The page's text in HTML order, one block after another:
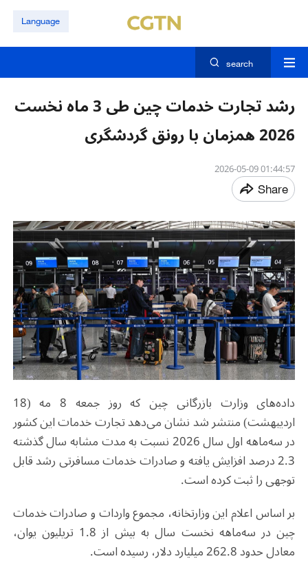
Language
search
رشد تجارت خدمات چین طی 3 ‌ماه نخست
2026 همزمان با رونق گردشگری
01:44:57 2026-05-09
Share
داده‌های وزارت بازرگانی چین که روز جمعه 8 مه (18
اردیبهشت) منتشر شد نشان می‌دهد تجارت خدمات این کشور
در سه‌ماهه اول سال 2026 نسبت به مدت مشابه سال گذشته
2.3 درصد افزایش یافته و صادرات خدمات مسافرتی رشد قابل
توجهی را ثبت کرده است.
بر اساس اعلام این وزارتخانه، مجموع واردات و صادرات خدمات
چین در سه‌ماهه نخست سال به بیش از 1.8 تریلیون یوان،
معادل حدود 262.8 میلیارد دلار، رسیده است.